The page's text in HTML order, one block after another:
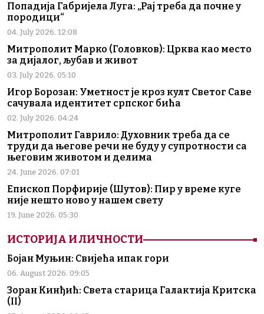
Попадија Габријела Луга: „Рај треба да почне у
породици“
04. July 2026. 12:08
Митрополит Марко (Головков): Црква као место
за дијалог, љубав и живот
03. July 2026. 05:10
Игор Борозан: Уметност је кроз култ Светог Саве
сачувала идентитет српског бића
02. July 2026. 04:24
Митрополит Гаврило: Духовник треба да се
труди да његове речи не буду у супротности са
његовим животом и делима
24. June 2026. 07:01
Епископ Порфирије (Шутов): Пир у време куге
није нешто ново у нашем свету
19. June 2026. 05:30
ИСТОРИЈА И ЛИЧНОСТИ
Бојан Муњин: Свијећа ипак гори
06. August 2026. 09:05
Зоран Кинђић: Света старица Галактија Критска
(II)